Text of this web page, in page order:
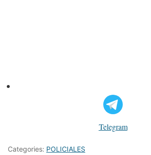
Telegram
Categories: POLICIALES